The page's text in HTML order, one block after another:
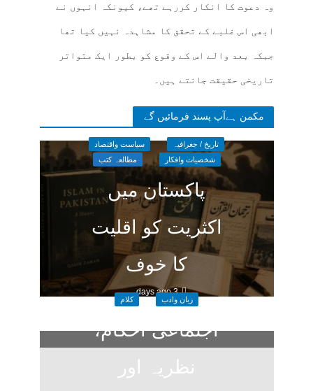
وہ دعوت کا انکار کررہے تھے، کیونکہ انہوں نے
ابھی اس غلبے کے تحقق کا مشاہدہ نہیں کیا تھا
جبکہ بعد والے اس کے وقوع کو بطور ایک متواتر
تاریخی حقیقت جانتے ہیں۔
مکمن ہےآپ پسند فرمائیں گے
تاریخ / جغرافیہ
سیاست واقتصاد
شخصیات وافکار
مطالعہ کتب
پاکستان میں
اکثریت کو اقلیت
کا خوف
3 days ago
زبان وادب کلام
اجتماعی احکام،
نظریہ اور